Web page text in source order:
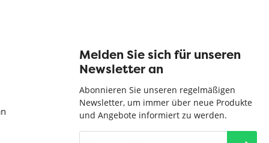
Melden Sie sich für unseren
Newsletter an
Abonnieren Sie unseren regelmäßigen
Newsletter, um immer über neue Produkte
und Angebote informiert zu werden.